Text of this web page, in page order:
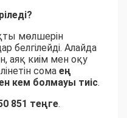
мөлшерін
белгілейді. Алайда
аяқ киім мен оқу
сома ең
кем болмауы тиіс.
851 теңге.